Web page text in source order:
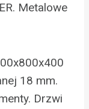
Metalowe
18 mm.
Drzwi